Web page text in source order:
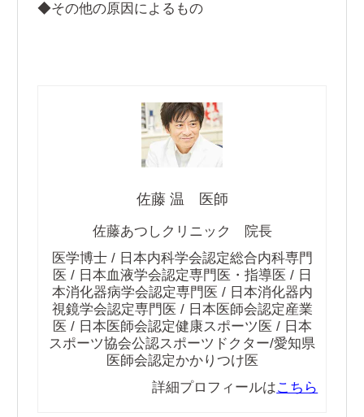
◆その他の原因によるもの
佐藤 温 医師
佐藤あつしクリニック 院長
医学博士 / 日本内科学会認定総合内科専門
医 / 日本血液学会認定専門医・指導医 / 日
本消化器病学会認定専門医 / 日本消化器内
視鏡学会認定専門医 / 日本医師会認定産業
医 / 日本医師会認定健康スポーツ医 / 日本
スポーツ協会公認スポーツドクター/愛知県
医師会認定かかりつけ医
詳細プロフィールはこちら